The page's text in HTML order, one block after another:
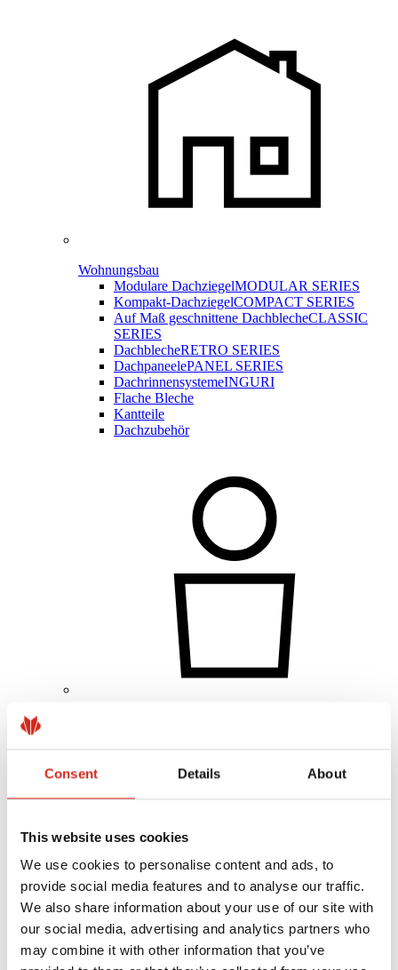
Consent Details About
This website uses cookies
We use cookies to personalise content and ads, to
provide social media features and to analyse our traffic.
We also share information about your use of our site with
our social media, advertising and analytics partners who
may combine it with other information that you’ve
Wohnungsbau
Modulare DachziegelMODULAR SERIES
Kompakt-DachziegelCOMPACT SERIES
Auf Maß geschnittene DachblecheCLASSIC
SERIES
DachblecheRETRO SERIES
DachpaneelePANEL SERIES
DachrinnensystemeINGURI
Flache Bleche
Kantteile
Dachzubehör
Registrierung der Garantie
Händler/Unternehmer finden